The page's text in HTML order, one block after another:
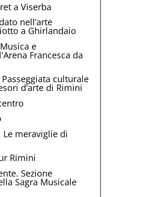
a Viserba
nell’arte
a Ghirlandaio
e
Francesca da
culturale
d’arte di Rimini
Le meraviglie di
Rimini
Sezione
Sagra Musicale